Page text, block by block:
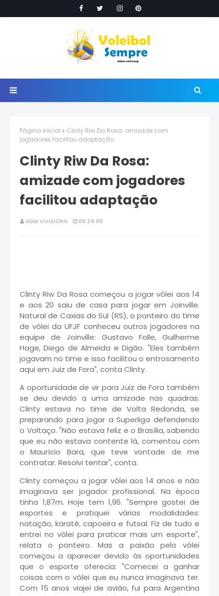
Página inicial
Clinty Riw Da Rosa: amizade com
jogadores facilitou adaptação
Clinty Riw Da Rosa:
amizade com jogadores
facilitou adaptação
ADM VOLEIORG 09:24:00
Clinty Riw Da Rosa começou a jogar vôlei aos 14
e aos 20 saiu de casa para jogar em Joinville.
Natural de Caxias do Sul (RS), o ponteiro do time
de vôlei da UFJF conheceu outros jogadores na
equipe de Joinville: Gustavo Folle, Guilherme
Hage, Diego de Almeida e Digão. "Eles também
jogavam no time e isso facilitou o entrosamento
aqui em Juiz de Fora", conta Clinty.
A oportunidade de vir para Juiz de Fora também
se deu devido a uma amizade nas quadras.
Clinty estava no time de Volta Redonda, se
preparando para jogar a Superliga defendendo
o Voltaço. "Não estava feliz e o Brasília, sabendo
que eu não estava contente lá, comentou com
o Maurício Bara, que teve vontade de me
contratar. Resolvi tentar", conta.
Clinty começou a jogar vôlei aos 14 anos e não
imaginava ser jogador profissional. Na época
tinha 1,87m. Hoje tem 1,96. "Sempre gostei de
esportes e pratiquei várias modalidades:
natação, karatê, capoeira e futsal. Fiz de tudo e
entrei no vôlei para praticar mais um esporte",
relata o ponteiro. Mas a paixão pelo vôlei
começou a aparecer devido às oportunidades
que o esporte oferecia: "Comecei a ganhar
coisas com o vôlei que eu nunca imaginava ter.
Com 15 anos viajei de avião, fui para Argentina